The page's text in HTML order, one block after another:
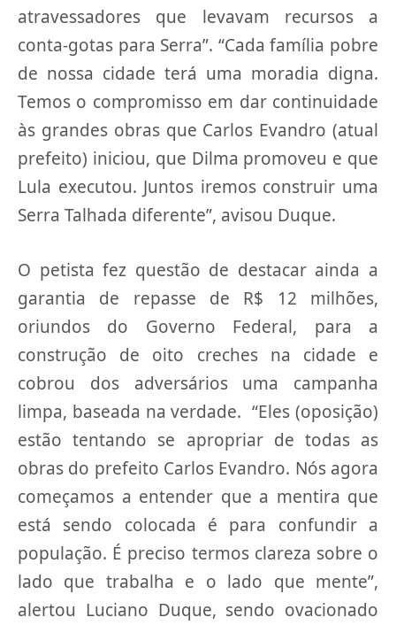
atravessadores que levavam recursos a
conta-gotas para Serra”. “Cada família pobre
de nossa cidade terá uma moradia digna.
Temos o compromisso em dar continuidade
às grandes obras que Carlos Evandro (atual
prefeito) iniciou, que Dilma promoveu e que
Lula executou. Juntos iremos construir uma
Serra Talhada diferente”, avisou Duque.
O petista fez questão de destacar ainda a
garantia de repasse de R$ 12 milhões,
oriundos do Governo Federal, para a
construção de oito creches na cidade e
cobrou dos adversários uma campanha
limpa, baseada na verdade. “Eles (oposição)
estão tentando se apropriar de todas as
obras do prefeito Carlos Evandro. Nós agora
começamos a entender que a mentira que
está sendo colocada é para confundir a
população. É preciso termos clareza sobre o
lado que trabalha e o lado que mente”,
alertou Luciano Duque, sendo ovacionado